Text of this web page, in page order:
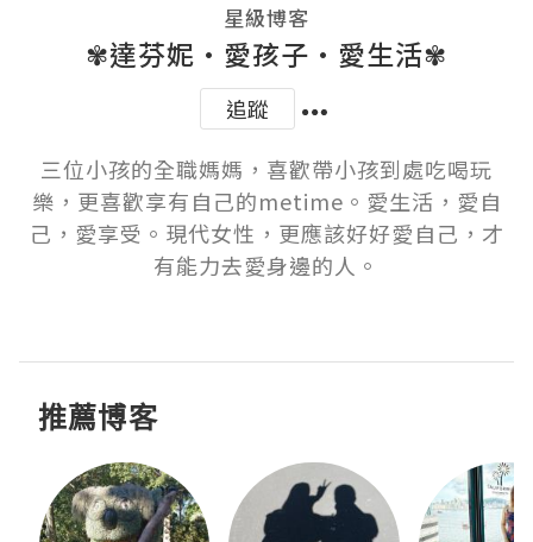
星級博客
✾達芬妮•愛孩子•愛生活✾
追蹤
三位小孩的全職媽媽，喜歡帶小孩到處吃喝玩
樂，更喜歡享有自己的metime。愛生活，愛自
己，愛享受。現代女性，更應該好好愛自己，才
有能力去愛身邊的人。
推薦博客